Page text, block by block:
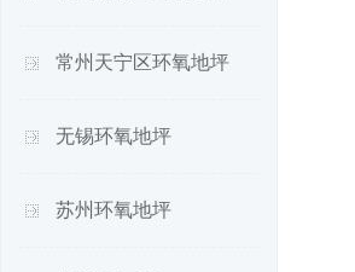
常州天宁区环氧地坪
无锡环氧地坪
苏州环氧地坪